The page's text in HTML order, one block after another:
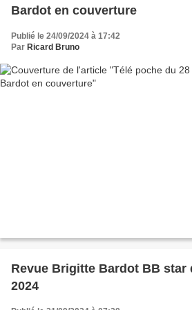
Bardot en couverture
Publié le 24/09/2024 à 17:42
Par Ricard Bruno
Revue Brigitte Bardot BB star
2024